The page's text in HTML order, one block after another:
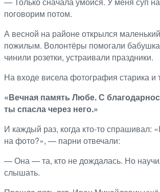
поговорим потом.
А весной на районе открылся
пожилым. Волонтёры помогали
чинили розетки, устраивали праздники.
На входе висела фотография старика и
«Вечная память Любе. С
ты спасла через него.»
И каждый раз, когда кто-то спрашивал:
на фото?», — парни отвечали:
— Она — та, кто не дождалась. Но
слышать.